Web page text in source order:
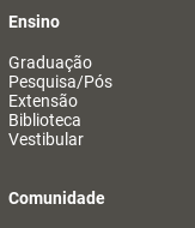
Ensino
Graduação
Pesquisa/Pós
Extensão
Biblioteca
Vestibular
Comunidade